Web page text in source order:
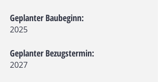
Geplanter Baubeginn:
2025​
Geplanter Bezugstermin:
2027